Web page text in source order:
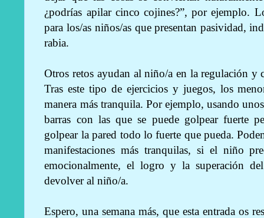
¿podrías apilar cinco cojines?”, por ejemplo.
para los/as niños/as que presentan pasividad,
rabia.
Otros retos ayudan al niño/a en la regulación y
Tras este tipo de ejercicios y juegos, los
manera más tranquila. Por ejemplo, usando
barras con las que se puede golpear fuerte
golpear la pared todo lo fuerte que pueda.
manifestaciones más tranquilas, si el niño
emocionalmente, el logro y la superación
devolver al niño/a.
Espero, una semana más, que esta entrada os